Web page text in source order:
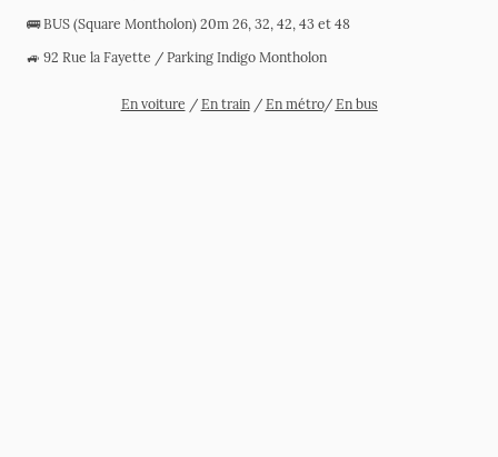
🚌 BUS (Square Montholon) 20m 26, 32, 42, 43 et 48
🚙 92 Rue la Fayette / Parking Indigo Montholon
En voiture / En train/ En métro/ En bus